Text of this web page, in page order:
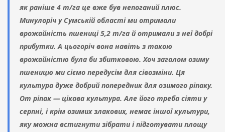
як раніше 4 т/га це вже був непоганий плюс.
Минулоріч у Сумській області ми отримали
врожайність пшениці 5,2 т/га й отримали з неї добрі
прибутки. А цьогоріч вона навіть з такою
врожайністю була би збитковою. Хоч загалом озиму
пшеницю ми сіємо передусім для сівозміни. Ця
культура дуже добрий попередник для озимого ріпаку.
От ріпак — цікава культура. Але його треба сіяти у
серпні, і крім озимих злакових, немає іншої культури,
яку можна встигнути зібрати і підготувати площу